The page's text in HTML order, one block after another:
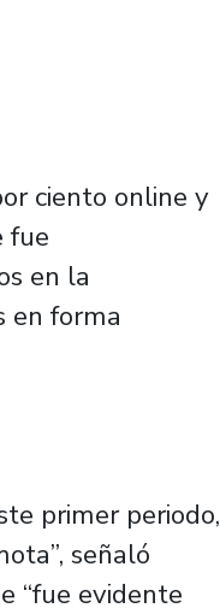
ciento online y
fue
en la
en forma
primer periodo,
señaló
“fue evidente